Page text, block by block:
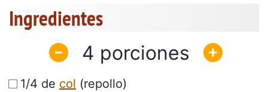
Ingredientes
4
1/4 de col (repollo)